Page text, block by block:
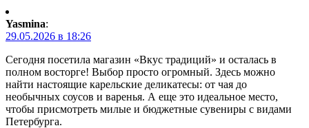
Yasmina:
29.05.2026 в 18:26
Сегодня посетила магазин «Вкус традиций» и осталась в
полном восторге! Выбор просто огромный. Здесь можно
найти настоящие карельские деликатесы: от чая до
необычных соусов и варенья. А еще это идеальное место,
чтобы присмотреть милые и бюджетные сувениры с видами
Петербурга.